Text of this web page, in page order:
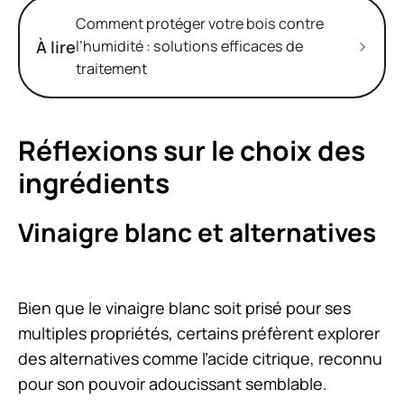
À lire
Comment protéger votre bois contre
l’humidité : solutions efficaces de
traitement
Réflexions sur le choix des
ingrédients
Vinaigre blanc et alternatives
Bien que le vinaigre blanc soit prisé pour ses
multiples propriétés, certains préfèrent explorer
des alternatives comme l’acide citrique, reconnu
pour son pouvoir adoucissant semblable.